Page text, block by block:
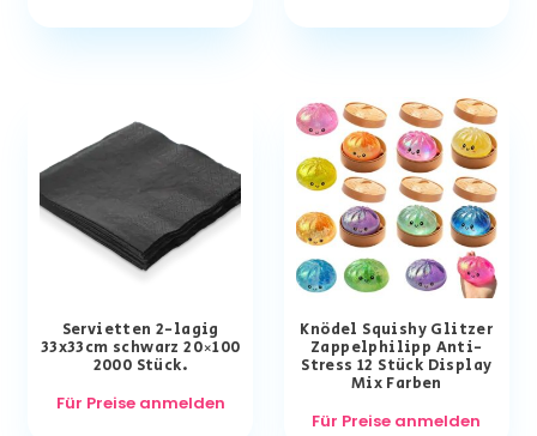
Servietten 2-lagig
33x33cm schwarz 20×100
2000 Stück.
Für Preise anmelden
Knödel Squishy Glitzer
Zappelphilipp Anti-
Stress 12 Stück Display
Mix Farben
Für Preise anmelden